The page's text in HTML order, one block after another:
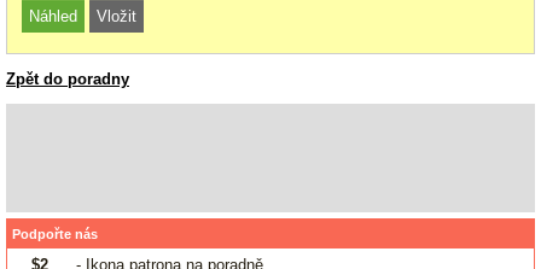
Zpět do poradny
Podpořte nás
$2
- Ikona patrona na poradně